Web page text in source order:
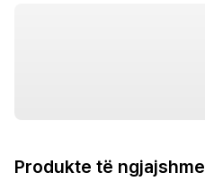
Produkte të ngjajshme